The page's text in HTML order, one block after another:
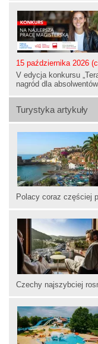
15 października 2026
V edycja konkursu
nagród dla
Turystyka artykuły
Polacy coraz częściej
Czechy najszybciej